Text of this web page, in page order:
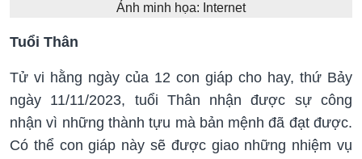
Ảnh minh họa: Internet
Tuổi Thân
Tử vi hằng ngày của 12 con giáp cho hay, thứ Bảy
ngày 11/11/2023, tuổi Thân nhận được sự công
nhận vì những thành tựu mà bản mệnh đã đạt được.
Có thể con giáp này sẽ được giao những nhiệm vụ